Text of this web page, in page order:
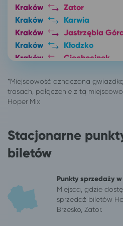
Kraków
Zator
Kraków
Karwia
Kraków
Jastrzębia
Kraków
Kłodzko
Kraków
Ciechocinek
Kraków
Świeradów-
Kraków
Jelenia Góra
Kraków
Kraków
Duszniki-Zdrój
Kraków
Kraków
Legnica
Kraków
Kraków
Lublin
Kraków
Stacjonarne
biletów
Punkty sprzedaży
Miejsca, gdzie
sprzedaż biletów
Brzesko, Zator.